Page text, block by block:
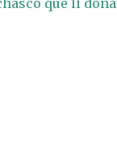
que li